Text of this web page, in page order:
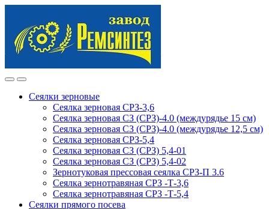
navigation
content
Сеялки зерновые
Сеялка зерновая СРЗ-3,6
Сеялка зерновая СЗ (СРЗ)-4.0 (междурядье 15 см)
Сеялка зерновая СЗ (СРЗ)-4.0 (междурядье 12,5 см)
Сеялка зерновая СРЗ-5,4
Сеялка зерновая СЗ (СРЗ) 5,4-01
Сеялка зерновая СЗ (СРЗ) 5,4-02
Зернотуковая прессовая сеялка СРЗ-П 3.6
Сеялка зернотравяная СРЗ -Т-3,6
Сеялка зернотравяная СРЗ -Т-5,4
Сеялки прямого посева